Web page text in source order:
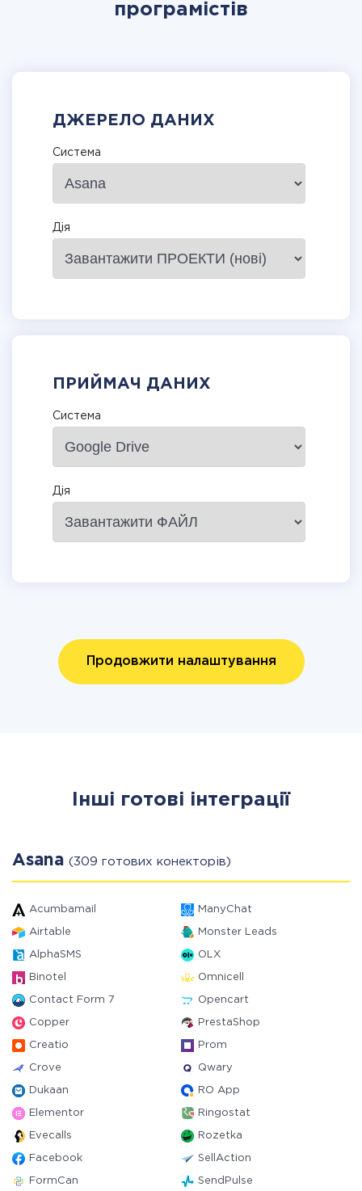
програмістів
ДЖЕРЕЛО ДАНИХ
Система
Дія
ПРИЙМАЧ ДАНИХ
Система
Дія
Продовжити налаштування
Інші готові інтеграції
Asana (309 готових конекторів)
Acumbamail ManyChat
Airtable Monster Leads
AlphaSMS OLX
Binotel Omnicell
Contact Form 7 Opencart
Copper PrestaShop
Creatio Prom
Crove Qwary
Dukaan RO App
Elementor Ringostat
Evecalls Rozetka
Facebook SellAction
FormCan SendPulse